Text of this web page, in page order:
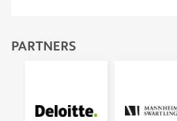
PARTNERS